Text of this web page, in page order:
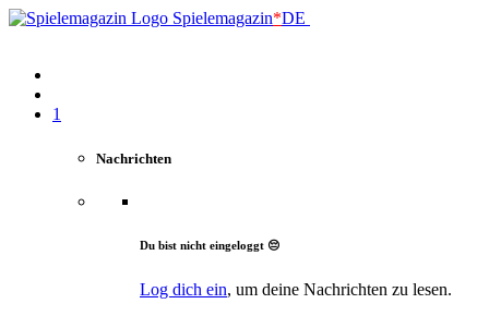
Spielemagazin*DE
1
Nachrichten
Du bist nicht eingeloggt 😔
Log dich ein, um deine Nachrichten zu lesen.